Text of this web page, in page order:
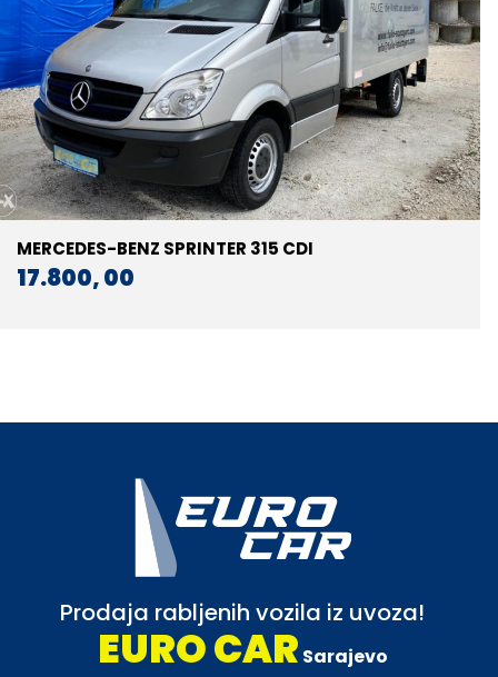
MERCEDES-BENZ SPRINTER 315 CDI
17.800, 00
Prodaja rabljenih vozila iz uvoza!
EURO CAR Sarajevo